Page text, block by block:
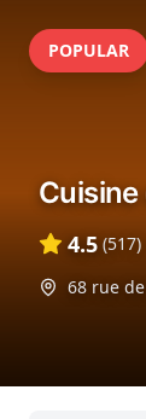
POPULAR
4.5 (517)
68 rue